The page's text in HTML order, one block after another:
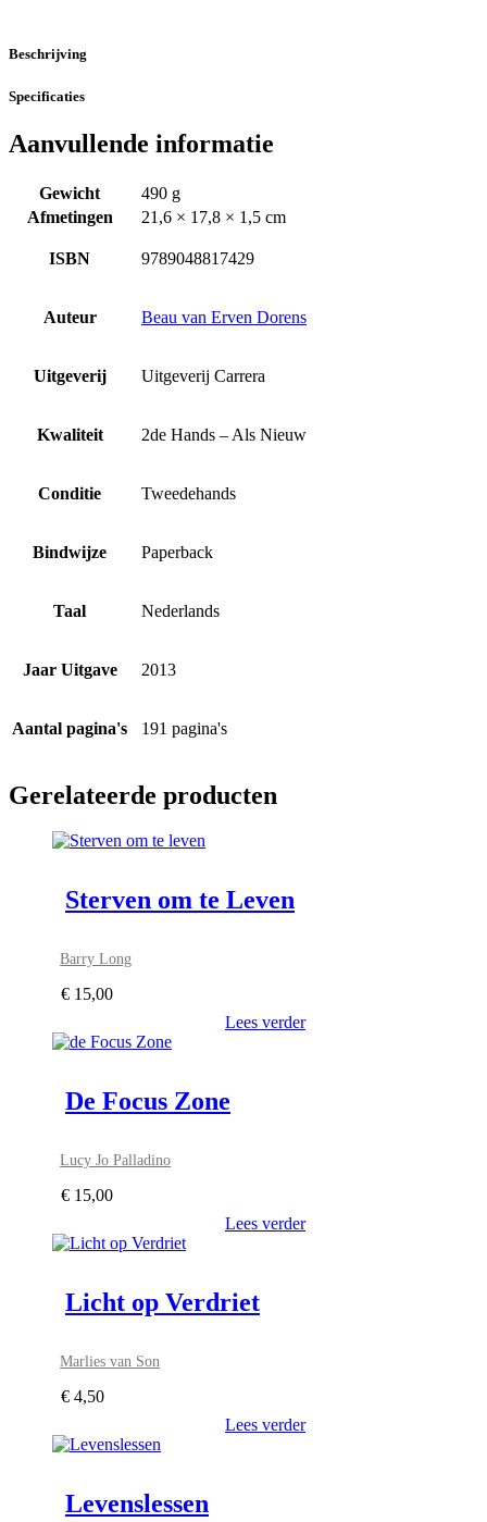
Beschrijving
Specificaties
Aanvullende informatie
Gewicht
490 g
Afmetingen
21,6 × 17,8 × 1,5 cm
ISBN 9789048817429
Auteur Beau van Erven Dorens
Uitgeverij Uitgeverij Carrera
Kwaliteit 2de Hands – Als Nieuw
Conditie Tweedehands
Bindwijze Paperback
Taal Nederlands
Jaar Uitgave 2013
Aantal pagina's 191 pagina's
Gerelateerde producten
Sterven om te Leven
Barry Long
€ 15,00
Lees verder
De Focus Zone
Lucy Jo Palladino
€ 15,00
Lees verder
Licht op Verdriet
Marlies van Son
€ 4,50
Lees verder
Levenslessen